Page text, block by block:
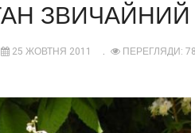
ЗВИЧАЙНИЙ
25 ЖОВТНЯ 2011 ПЕРЕГЛЯДИ: